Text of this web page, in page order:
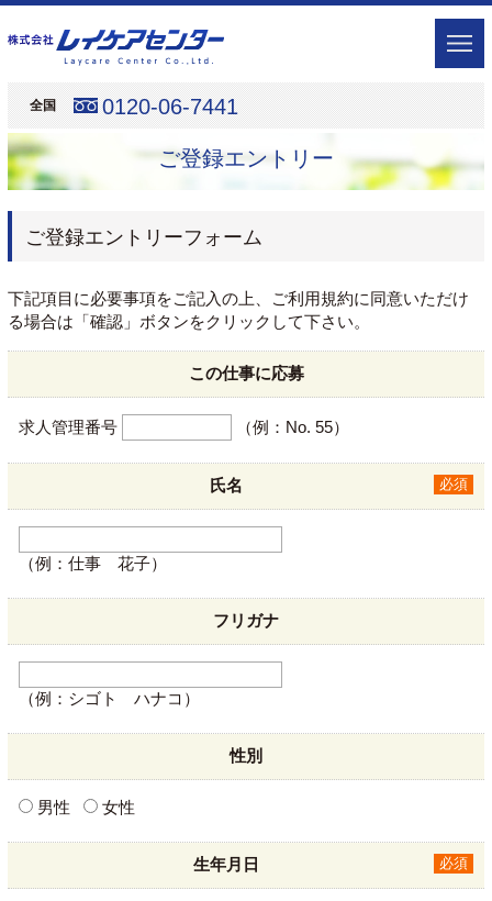
全国 0120-06-7441
ご登録エントリー
ご登録エントリーフォーム
下記項目に必要事項をご記入の上、ご利用規約に同意いただけ
る場合は「確認」ボタンをクリックして下さい。
この仕事に応募
求人管理番号 （例：No. 55）
氏名 必須
（例：仕事 花子）
フリガナ
（例：シゴト ハナコ）
性別
男性 女性
生年月日 必須